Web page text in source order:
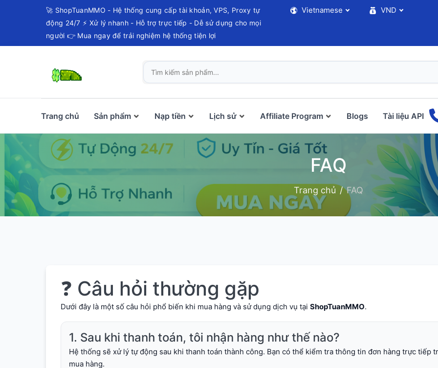
🚀 ShopTuanMMO - Hệ thống cung cấp tài khoản, VPS, Proxy tự
động 24/7 ⚡ Xử lý nhanh - Hỗ trợ trực tiếp - Dễ sử dụng cho mọi
người 👉 Mua ngay để trải nghiệm hệ thống tiện lợi
Vietnamese VND
Trang chủ Sản phẩm Nạp tiền Lịch sử Affiliate Program Blogs Tài liệu API
FAQ
Trang chủ FAQ
❓ Câu hỏi thường gặp
Dưới đây là một số câu hỏi phổ biến khi mua hàng và sử dụng dịch vụ tại ShopTuanMMO.
1. Sau khi thanh toán, tôi nhận hàng như thế nào?
Hệ thống sẽ xử lý tự động sau khi thanh toán thành công. Bạn có thể kiểm tra thông tin đơn hàng trực tiếp
mua hàng.